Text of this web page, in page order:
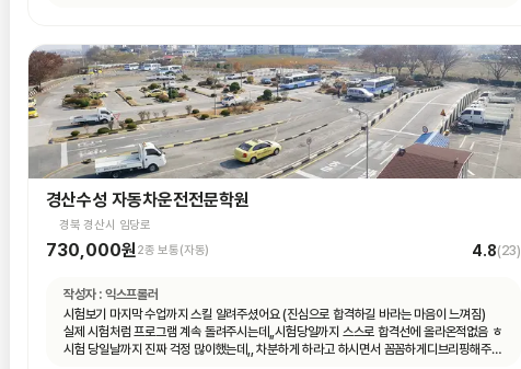
경산수성 자동차운전전문학원
경북 경산시 임당로
730,000원 2종 보통(자동) 4.8(23)
작성자 : 익스프롤러
시험보기 마지막 수업까지 스킬 알려주셨어요 (진심으로 합격하길 바라는 마음이 느껴짐)
실제 시험처럼 프로그램 계속 돌려주시는데,,시험당일까지 스스로 합격선에 올라온적없음 ㅎ
시험 당일날까지 진짜 걱정 많이했는데,, 차분하게 하라고 하시면서 꼼꼼하게디브리핑해주심